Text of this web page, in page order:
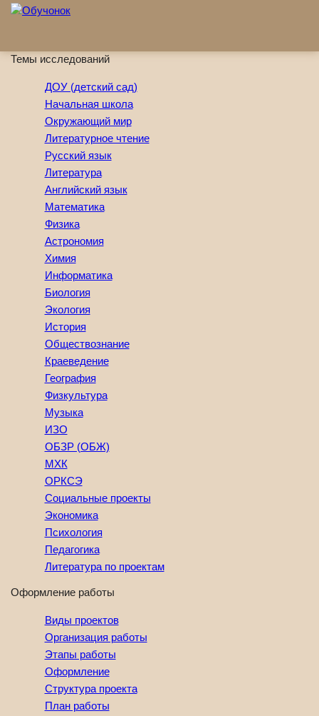
Перейти к основному содержанию
Темы исследований
ДОУ (детский сад)
Начальная школа
Окружающий мир
Литературное чтение
Русский язык
Литература
Английский язык
Математика
Физика
Астрономия
Химия
Информатика
Биология
Экология
История
Обществознание
Краеведение
География
Физкультура
Музыка
ИЗО
ОБЗР (ОБЖ)
МХК
ОРКСЭ
Социальные проекты
Экономика
Психология
Педагогика
Литература по проектам
Оформление работы
Виды проектов
Организация работы
Этапы работы
Оформление
Структура проекта
План работы